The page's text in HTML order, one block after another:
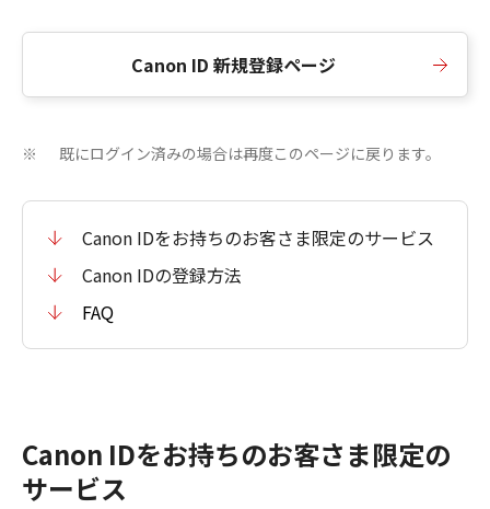
Canon ID 新規登録ページ
※ 既にログイン済みの場合は再度このページに戻ります。
Canon IDをお持ちのお客さま限定のサービス
Canon IDの登録方法
FAQ
Canon IDをお持ちのお客さま限定の
サービス